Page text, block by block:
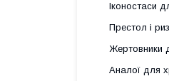
Іконостаси
Престол і
Жертовники
Аналої для